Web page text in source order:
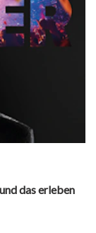
das erleben